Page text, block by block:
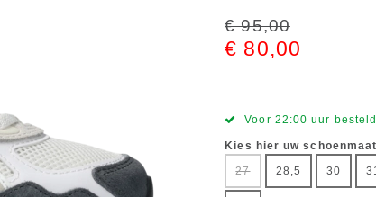
€ 95,00
€ 80,00
Voor 22:00 uur
Kies hier uw schoenmaat
27
28,5 30